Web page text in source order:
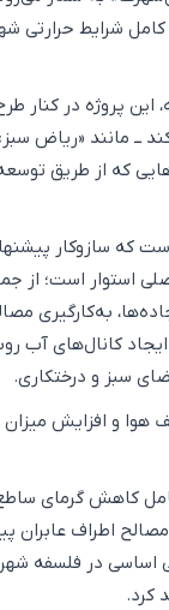
کامل شرایط
این پروژه در کنار
ــ مانند «ریاض
که از طریق
که سازوکار
استوار است؛ از
به‌کارگیری
کانال‌های آب
سبز و درختکاری.
هوا و افزایش
کاهش گرمای
مصالح اطراف
اساسی در فلسفه
کرد.